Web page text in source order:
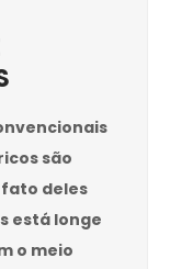
são
deles
está longe
o meio